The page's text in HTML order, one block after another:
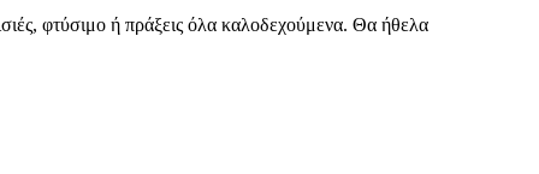
φτύσιμο ή πράξεις όλα καλοδεχούμενα. Θα ήθελα